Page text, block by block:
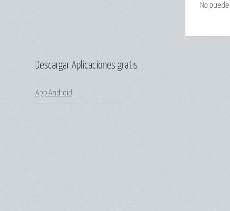
No puede
Descargar Aplicaciones gratis
App Android .